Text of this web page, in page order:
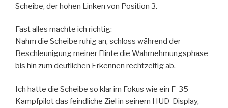
Scheibe, der hohen Linken von Position 3.
Fast alles machte ich richtig:
Nahm die Scheibe ruhig an, schloss während der
Beschleunigung meiner Flinte die Wahrnehmungsphase
bis hin zum deutlichen Erkennen rechtzeitig ab.
Ich hatte die Scheibe so klar im Fokus wie ein F-35-
Kampfpilot das feindliche Ziel in seinem HUD-Display,